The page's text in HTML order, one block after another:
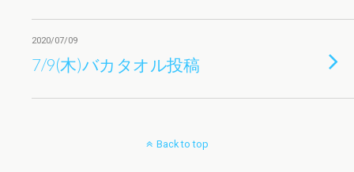
2020/07/09
7/9(木)バカタオル投稿
Back to top